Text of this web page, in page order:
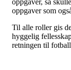
oppgaver, så
oppgaver som
Til alle roller gis
hyggelig
retningen til